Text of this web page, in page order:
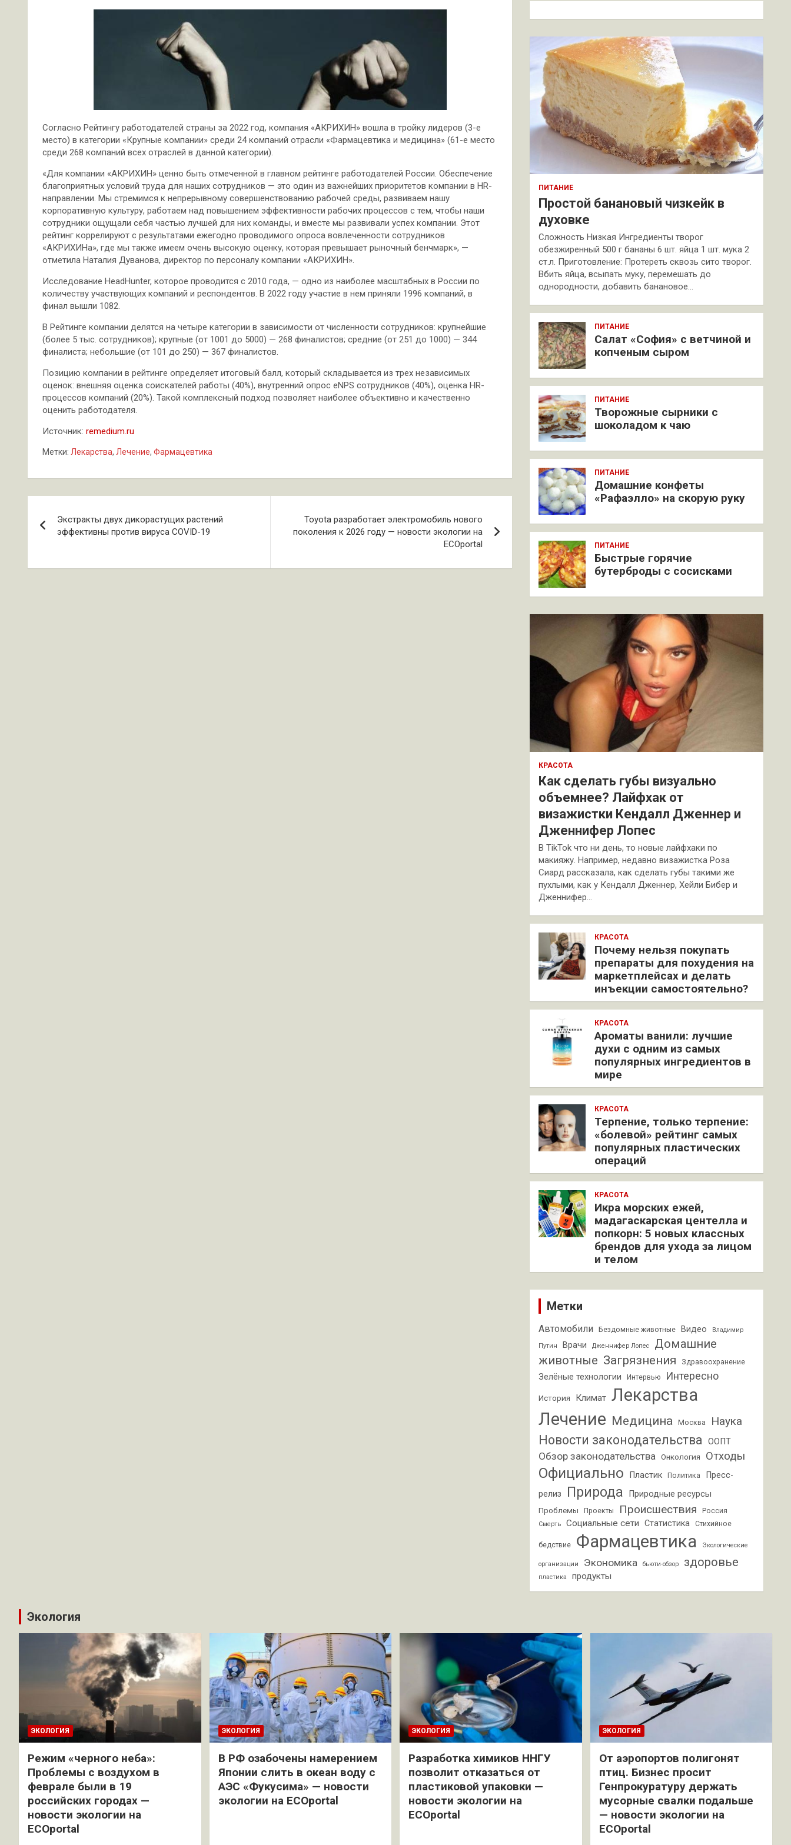
Согласно Рейтингу работодателей страны за 2022 год, компания «АКРИХИН» вошла в тройку лидеров (3-е
место) в категории «Крупные компании» среди 24 компаний отрасли «Фармацевтика и медицина» (61-е место
среди 268 компаний всех отраслей в данной категории).
«Для компании «АКРИХИН» ценно быть отмеченной в главном рейтинге работодателей России. Обеспечение
благоприятных условий труда для наших сотрудников — это один из важнейших приоритетов компании в HR-
направлении. Мы стремимся к непрерывному совершенствованию рабочей среды, развиваем нашу
корпоративную культуру, работаем над повышением эффективности рабочих процессов с тем, чтобы наши
сотрудники ощущали себя частью лучшей для них команды, и вместе мы развивали успех компании. Этот
рейтинг коррелируют с результатами ежегодно проводимого опроса вовлеченности сотрудников
«АКРИХИНа», где мы также имеем очень высокую оценку, которая превышает рыночный бенчмарк», —
отметила Наталия Дуванова, директор по персоналу компании «АКРИХИН».
Исследование HeadHunter, которое проводится с 2010 года, — одно из наиболее масштабных в России по
количеству участвующих компаний и респондентов. В 2022 году участие в нем приняли 1996 компаний, в
финал вышли 1082.
В Рейтинге компании делятся на четыре категории в зависимости от численности сотрудников: крупнейшие
(более 5 тыс. сотрудников); крупные (от 1001 до 5000) — 268 финалистов; средние (от 251 до 1000) — 344
финалиста; небольшие (от 101 до 250) — 367 финалистов.
Позицию компании в рейтинге определяет итоговый балл, который складывается из трех независимых
оценок: внешняя оценка соискателей работы (40%), внутренний опрос eNPS сотрудников (40%), оценка HR-
процессов компаний (20%). Такой комплексный подход позволяет наиболее объективно и качественно
оценить работодателя.
Источник: remedium.ru
Метки: Лекарства, Лечение, Фармацевтика
по
Экстракты двух дикорастущих растений
эффективны против вируса COVID-19
Toyota разработает электромобиль нового
поколения к 2026 году — новости экологии на
ECOportal
к
ПИТАНИЕ
Простой банановый чизкейк в
духовке
Сложность Низкая Ингредиенты творог
обезжиренный 500 г бананы 6 шт. яйца 1 шт. мука 2
ст.л. Приготовление: Протереть сквозь сито творог.
Вбить яйца, всыпать муку, перемешать до
однородности, добавить банановое…
ПИТАНИЕ
Салат «София» с ветчиной и
копченым сыром
ПИТАНИЕ
Творожные сырники с
шоколадом к чаю
ПИТАНИЕ
Домашние конфеты
«Рафаэлло» на скорую руку
ПИТАНИЕ
Быстрые горячие
бутерброды с сосисками
КРАСОТА
Как сделать губы визуально
объемнее? Лайфхак от
визажистки Кендалл Дженнер и
Дженнифер Лопес
В TikTok что ни день, то новые лайфхаки по
макияжу. Например, недавно визажистка Роза
Сиард рассказала, как сделать губы такими же
пухлыми, как у Кендалл Дженнер, Хейли Бибер и
Дженнифер…
КРАСОТА
Почему нельзя покупать
препараты для похудения на
маркетплейсах и делать
инъекции самостоятельно?
КРАСОТА
Ароматы ванили: лучшие
духи с одним из самых
популярных ингредиентов в
мире
КРАСОТА
Терпение, только терпение:
«болевой» рейтинг самых
популярных пластических
операций
КРАСОТА
Икра морских ежей,
мадагаскарская центелла и
попкорн: 5 новых классных
брендов для ухода за лицом
и телом
Метки
Автомобили Бездомные животные Видео Владимир
Путин Врачи Дженнифер Лопес
Домашние
животные Загрязнения Здравоохранение
Зелёные технологии Интервью Интересно
История Климат Лекарства
Лечение Медицина Москва Наука
Новости законодательства ООПТ
Обзор законодательства Онкология Отходы
Официально Пластик Политика
Пресс-
релиз
Природа Природные ресурсы
Проблемы Проекты Происшествия Россия
Смерть Социальные сети Статистика Стихийное
бедствие Фармацевтика Экологические
организации Экономика бьюти-обзор здоровье
пластика продукты
Экология
ЭКОЛОГИЯ
Режим «черного неба»:
Проблемы с воздухом в
феврале были в 19
российских городах —
новости экологии на
ECOportal
ЭКОЛОГИЯ
В РФ озабочены намерением
Японии слить в океан воду с
АЭС «Фукусима» — новости
экологии на ECOportal
ЭКОЛОГИЯ
Разработка химиков ННГУ
позволит отказаться от
пластиковой упаковки —
новости экологии на
ECOportal
ЭКОЛОГИЯ
От аэропортов полигонят
птиц. Бизнес просит
Генпрокуратуру держать
мусорные свалки подальше
— новости экологии на
ECOportal